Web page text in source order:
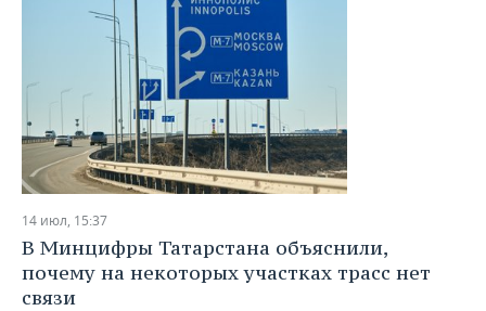
14 июл, 15:37
В Минцифры Татарстана объяснили,
почему на некоторых участках трасс нет
связи